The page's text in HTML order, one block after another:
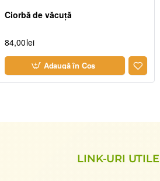
Ciorbă de văcuță
84,00lei
Adaugă în Coş
LINK-URI UTILE